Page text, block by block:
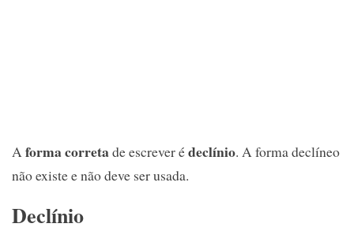
Aforma corretade escrever édeclínio. A forma declíneo
não existe e não deve ser usada.
Declínio